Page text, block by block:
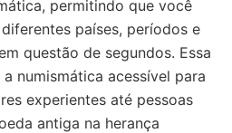
permitindo que você
países, períodos e
questão de segundos. Essa
numismática acessível para
experientes até pessoas
antiga na herança